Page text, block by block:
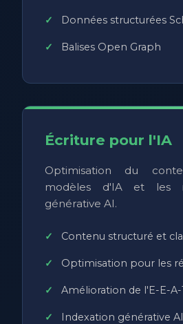
Données structurées
Balises Open Graph
Écriture pour l'IA
Optimisation du
modèles d'IA et les
générative AI.
Contenu structuré et
Optimisation pour les
Amélioration de l'E-E-A-
Indexation générative AI